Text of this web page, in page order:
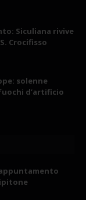
Siculiana rivive
Crocifisso
solenne
d’artificio